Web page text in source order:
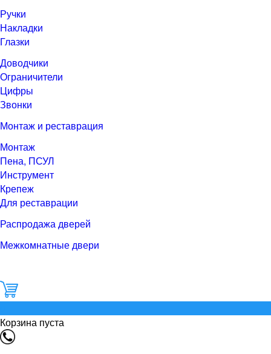
Ручки
Накладки
Глазки
Доводчики
Ограничители
Цифры
Звонки
Монтаж и реставрация
Монтаж
Пена, ПСУЛ
Инструмент
Крепеж
Для реставрации
Распродажа дверей
Межкомнатные двери
Корзина пуста